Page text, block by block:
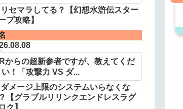
リセマラしてる？【幻想水滸伝スター
プ攻略】
からの超新参者ですが、教えてくだ
い！「攻撃力 VS ダ...
ダメージ上限のシステムいらなくな
【グラブルリリンクエンドレスラグ
ク】